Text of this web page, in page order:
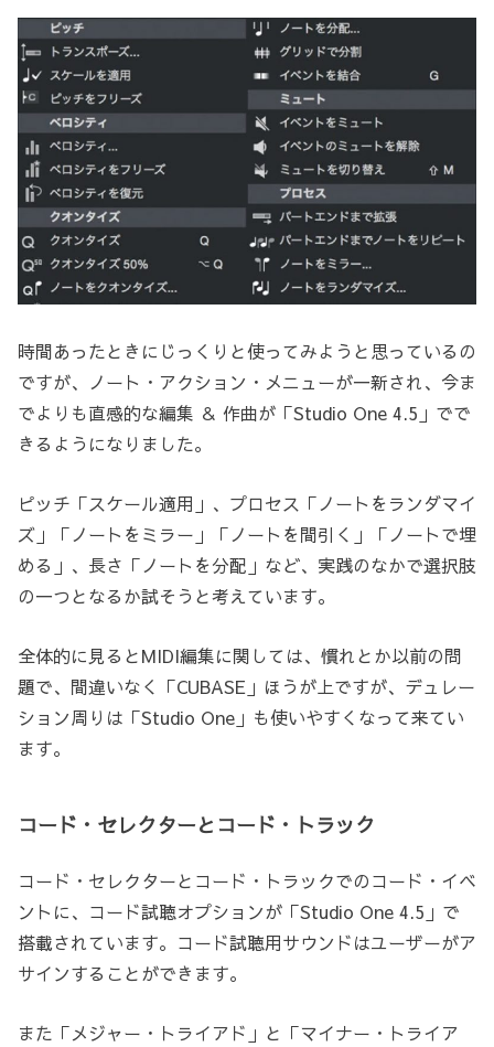
時間あったときにじっくりと使ってみようと思っているの
ですが、ノート・アクション・メニューが一新され、今ま
でよりも直感的な編集 ＆ 作曲が「Studio One 4.5」でで
きるようになりました。
ピッチ「スケール適用」、プロセス「ノートをランダマイ
ズ」「ノートをミラー」「ノートを間引く」「ノートで埋
める」、長さ「ノートを分配」など、実践のなかで選択肢
の一つとなるか試そうと考えています。
全体的に見るとMIDI編集に関しては、慣れとか以前の問
題で、間違いなく「CUBASE」ほうが上ですが、デュレー
ション周りは「Studio One」も使いやすくなって来てい
ます。
コード・セレクターとコード・トラック
コード・セレクターとコード・トラックでのコード・イベ
ントに、コード試聴オプションが「Studio One 4.5」で
搭載されています。コード試聴用サウンドはユーザーがア
サインすることができます。
また「メジャー・トライアド」と「マイナー・トライア